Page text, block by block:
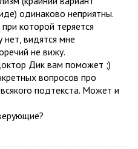
одинаково неприятны.
которой теряется
нет, видятся мне
не вижу.
Дик вам поможет ;)
вопросов про
подтекста. Может и